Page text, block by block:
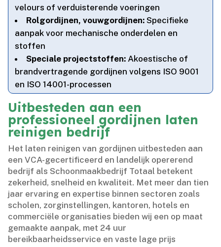
velours of verduisterende voeringen
Rolgordijnen, vouwgordijnen: Specifieke
aanpak voor mechanische onderdelen en
stoffen
Speciale projectstoffen: Akoestische of
brandvertragende gordijnen volgens ISO 9001
en ISO 14001-processen
Uitbesteden aan een
professioneel gordijnen laten
reinigen bedrijf
Het laten reinigen van gordijnen uitbesteden aan
een VCA-gecertificeerd en landelijk opererend
bedrijf als Schoonmaakbedrijf Totaal betekent
zekerheid, snelheid en kwaliteit.​ Met meer dan tien
jaar ervaring en expertise binnen sectoren zoals
scholen, zorginstellingen, kantoren, hotels en
commerciële organisaties bieden wij een op maat
gemaakte aanpak, met 24 uur
bereikbaarheidsservice en vaste lage prijs